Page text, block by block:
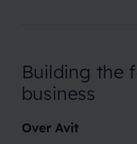
Building the
business
Over Avit